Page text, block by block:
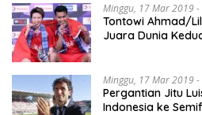
Minggu, 17 Mar 2019 -
Tontowi Ahmad/
Juara Dunia
Minggu, 17 Mar 2019 -
Pergantian Jitu
Indonesia ke